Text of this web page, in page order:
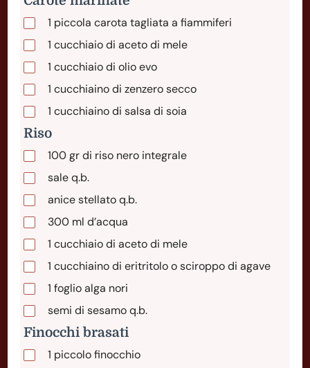
1 piccola carota tagliata a fiammiferi
1 cucchiaiodi aceto di mele
1 cucchiaiodi olio evo
1 cucchiainodi zenzero secco
1 cucchiainodi salsa di soia
Riso
100grdi riso nero integrale
sale q.b.
anice stellato q.b.
300 ml d’acqua
1 cucchiaiodi aceto di mele
1 cucchiainodi eritritolo o sciroppo di agave
1 foglioalga nori
semi di sesamo q.b.
Finocchi brasati
1 piccolofinocchio